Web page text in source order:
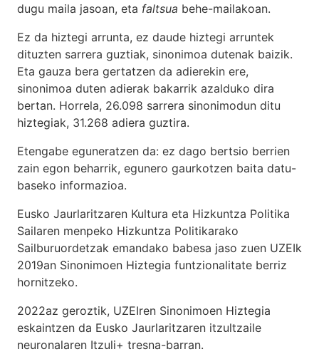
dugu maila jasoan, eta faltsua behe-mailakoan.
Ez da hiztegi arrunta, ez daude hiztegi arruntek
dituzten sarrera guztiak, sinonimoa dutenak baizik.
Eta gauza bera gertatzen da adierekin ere,
sinonimoa duten adierak bakarrik azalduko dira
bertan. Horrela, 26.098 sarrera sinonimodun ditu
hiztegiak, 31.268 adiera guztira.
Etengabe eguneratzen da: ez dago bertsio berrien
zain egon beharrik, egunero gaurkotzen baita datu-
baseko informazioa.
Eusko Jaurlaritzaren Kultura eta Hizkuntza Politika
Sailaren menpeko Hizkuntza Politikarako
Sailburuordetzak emandako babesa jaso zuen UZEIk
2019an Sinonimoen Hiztegia funtzionalitate berriz
hornitzeko.
2022az geroztik, UZEIren Sinonimoen Hiztegia
eskaintzen da Eusko Jaurlaritzaren itzultzaile
neuronalaren Itzuli+ tresna-barran.